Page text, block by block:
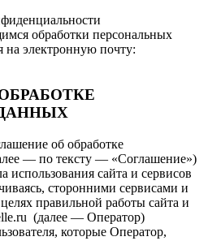
обработки персональных
электронную почту:
об обработке
— по тексту — «Соглашение»)
использования сайта и сервисов
сторонними сервисами и
правильной работы сайта и
(далее — Оператор)
которые Оператор,